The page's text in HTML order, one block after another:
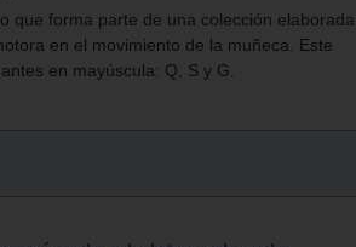
que forma parte de una colección elaborada
en el movimiento de la muñeca. Este
en mayúscula: Q, S y G.